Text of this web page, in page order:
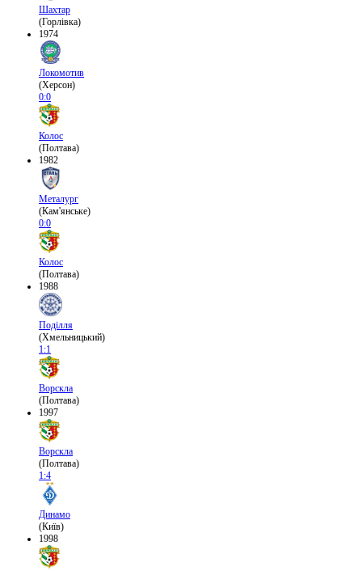
Шахтар
(Горлівка)
1974
Локомотив
(Херсон)
0:0
Колос
(Полтава)
1982
Металург
(Кам'янське)
0:0
Колос
(Полтава)
1988
Поділля
(Хмельницький)
1:1
Ворскла
(Полтава)
1997
Ворскла
(Полтава)
1:4
Динамо
(Київ)
1998